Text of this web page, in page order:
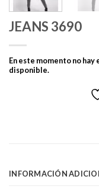
JEANS 3690
En este momento no
disponible.
INFORMACIÓN